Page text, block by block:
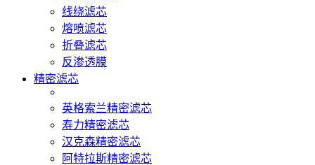
线绕滤芯
熔喷滤芯
折叠滤芯
反渗透膜
精密滤芯
英格索兰精密滤芯
寿力精密滤芯
汉克森精密滤芯
阿特拉斯精密滤芯